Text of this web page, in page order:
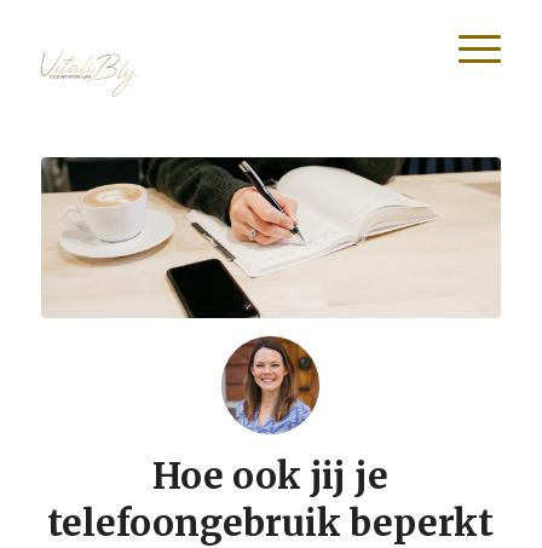
Hoe ook jij je
telefoongebruik beperkt